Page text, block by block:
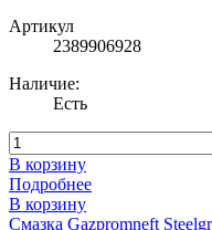
Артикул
2389906928
Наличие:
Есть
В корзину
Подробнее
В корзину
Смазка Gazpromneft